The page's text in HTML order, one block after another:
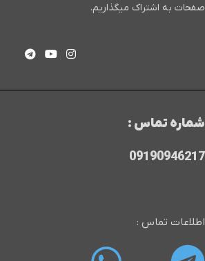
صفحات به اشتراک میگذاریم.
شماره تماس :
09190946217
اطلاعات تماس :